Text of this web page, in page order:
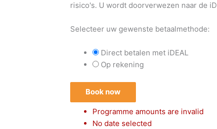
risico's. U wordt doorverwezen naar de
Selecteer uw gewenste betaalmethode:
Direct betalen met iDEAL
Op rekening
Book now
Programme amounts are invalid
No date selected